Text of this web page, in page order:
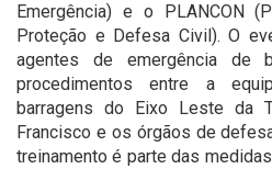
Emergência) e o PLANCON
Proteção e Defesa Civil). O
agentes de emergência de
procedimentos entre a
barragens do Eixo Leste da
Francisco e os órgãos de
treinamento é parte das